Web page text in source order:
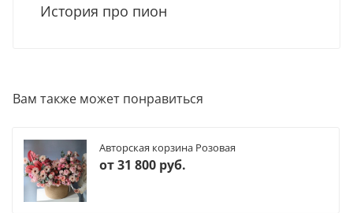
История про пион
Вам также может понравиться
Авторская корзина Розовая
от31 800 руб.